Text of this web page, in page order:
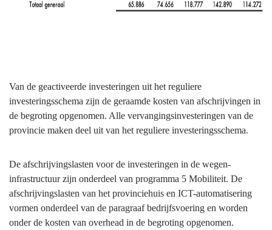
Van de geactiveerde investeringen uit het reguliere
investeringsschema zijn de geraamde kosten van afschrijvingen in
de begroting opgenomen. Alle vervangingsinvesteringen van de
provincie maken deel uit van het reguliere investeringsschema.
De afschrijvingslasten voor de investeringen in de wegen-
infrastructuur zijn onderdeel van programma 5 Mobiliteit. De
afschrijvingslasten van het provinciehuis en ICT-automatisering
vormen onderdeel van de paragraaf bedrijfsvoering en worden
onder de kosten van overhead in de begroting opgenomen.